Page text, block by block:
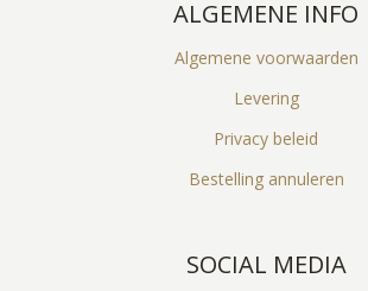
ALGEMENE INFO
Algemene voorwaarden
Levering
Privacy beleid
Bestelling annuleren
SOCIAL MEDIA